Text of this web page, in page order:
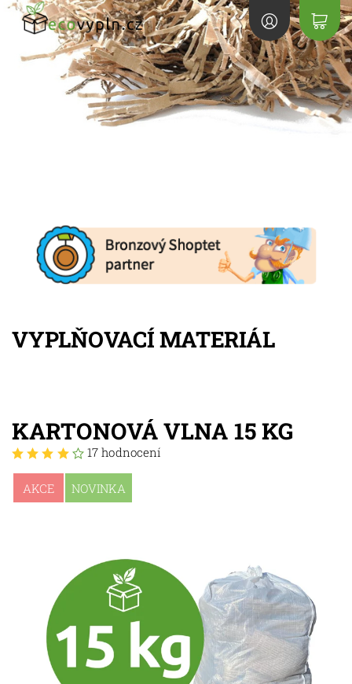
VYPLŇOVACÍ MATERIÁL
KARTONOVÁ VLNA 15 KG
17 hodnocení
AKCE NOVINKA